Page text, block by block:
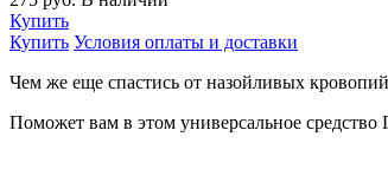
Купить
Купить Условия оплаты и доставки
Чем же еще спастись от назойливых
Поможет вам в этом универсальное